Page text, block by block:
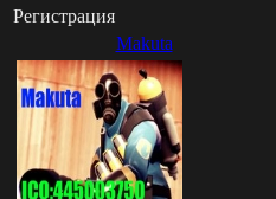
Регистрация
Makuta